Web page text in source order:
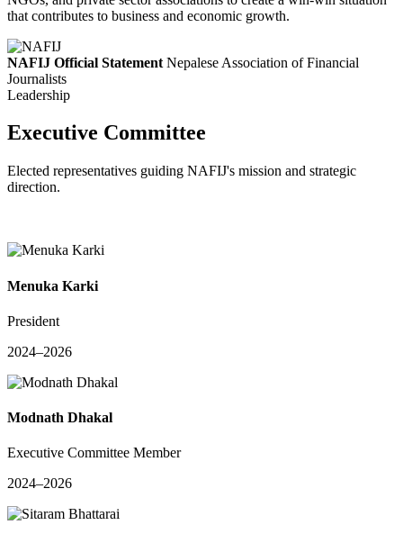
that contributes to business and economic growth.
NAFIJ Official Statement Nepalese Association of Financial
Journalists
Leadership
Executive Committee
Elected representatives guiding NAFIJ's mission and strategic
direction.
Menuka Karki
President
2024–2026
Modnath Dhakal
Executive Committee Member
2024–2026